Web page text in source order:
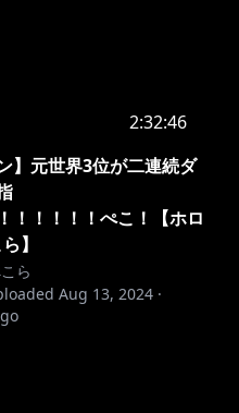
2:32:46
】元世界3位が二連続ダ
！！！！！ぺこ！【ホロ
】
ら
Aug 13, 2024 ·